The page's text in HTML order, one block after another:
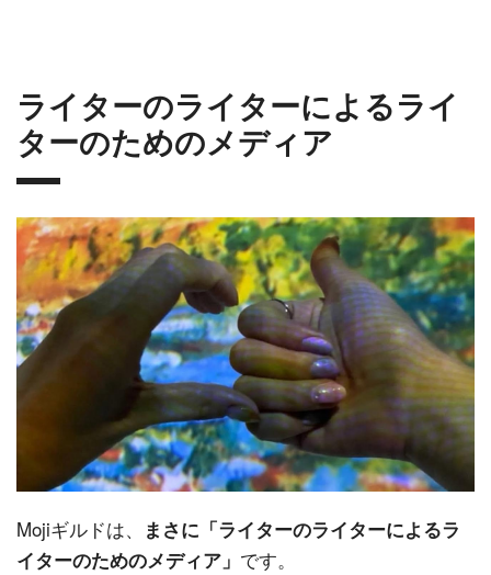
ライターのライターによるライ
ターのためのメディア
Mojiギルドは、
まさに「ライターのライターによるラ
イターのためのメディア」 です。